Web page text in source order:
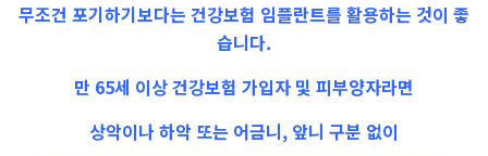
무조건 포기하기보다는 건강보험 임플란트를 활용하는 것이 좋
습니다.
만 65세 이상 건강보험 가입자 및 피부양자라면
상악이나 하악 또는 어금니, 앞니 구분 없이